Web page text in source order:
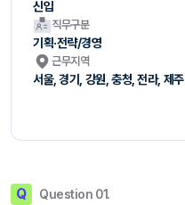
신입
직무구분
기획·전략/경영
근무지역
서울, 경기, 강원, 충청, 전라, 제주
Q Question 01.